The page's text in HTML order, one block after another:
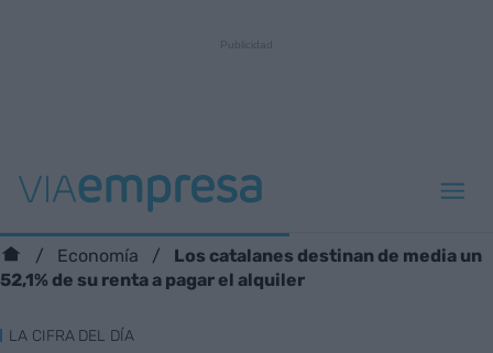
Economía
Los catalanes destinan de media un
52,1% de su renta a pagar el alquiler
LA CIFRA DEL DÍA